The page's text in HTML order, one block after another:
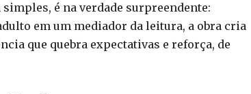
é na verdade surpreendente:
em um mediador da leitura, a obra cria
que quebra expectativas e reforça, de